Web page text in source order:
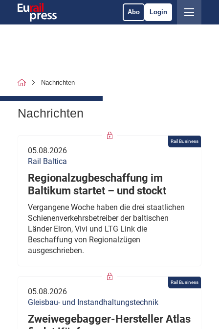
Abo Login
Nachrichten
Nachrichten
Rail Business
05.08.2026
Rail Baltica
Regionalzugbeschaffung im
Baltikum startet – und stockt
Vergangene Woche haben die drei staatlichen
Schienenverkehrsbetreiber der baltischen
Länder Elron, Vivi und LTG Link die
Beschaffung von Regionalzügen
ausgeschrieben.
Rail Business
05.08.2026
Gleisbau- und Instandhaltungstechnik
Zweiwegebagger-Hersteller Atlas